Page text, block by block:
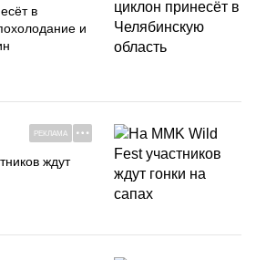
в
и
РЕКЛАМА
ждут